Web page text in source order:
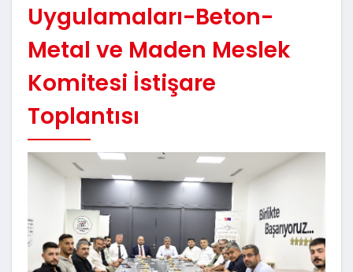
Uygulamaları-Beton-
Metal ve Maden Meslek
Komitesi İstişare
Toplantısı